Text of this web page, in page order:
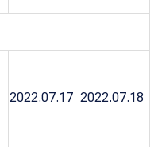
2022.07.17 2022.07.18